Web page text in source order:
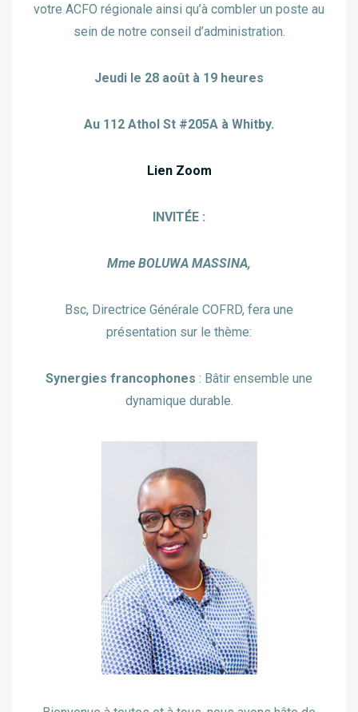
votre ACFO régionale ainsi qu’à combler un poste au
sein de notre conseil d’administration.
Jeudi le 28 août à 19 heures
Au 112 Athol St #205A à Whitby.
Lien Zoom
INVITÉE :
Mme BOLUWA MASSINA,
Bsc, Directrice Générale COFRD, fera une
présentation sur le thème:
Synergies francophones : Bâtir ensemble une
dynamique durable.